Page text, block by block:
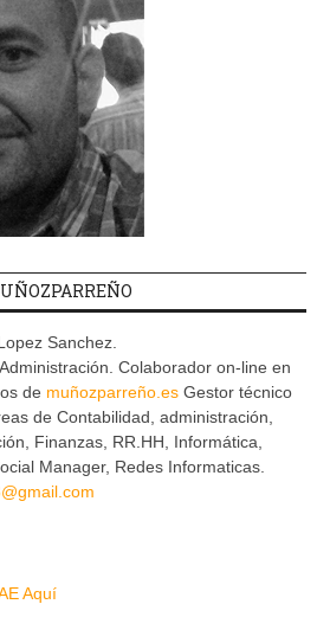
Sanchez.
Colaborador on-line en
de muñozparreño.es Gestor técnico
de Contabilidad, administración,
Finanzas, RR.HH, Informática,
Manager, Redes Informaticas.
Aquí